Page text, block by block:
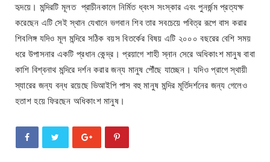
হৃদয়ে। মন্দিরটি মূলত প্রাচীনকালে নির্মিত ধ্বংস সংস্কার এবং পুনর্জন্ম প্রত্যক্ষ
করেছেন এটি সেই স্থান যেখানে ভগবান শিব তার সবচেয়ে পবিত্র রূপে বাস করার
শিবলিঙ্গ যদিও মূল মন্দিরে সঠিক বয়স বিতর্কের বিষয় এটি ২০০০ বছরের বেশি সময়
ধরে উপাসনার একটি প্রধান কেন্দ্র। প্রয়াগে শাহী স্নান সেরে অধিকাংশ মানুষ বাবা
কাশি বিশ্বনাথ মন্দিরে দর্শন করার জন্য মানুষ পৌঁছে যাচ্ছেন। যদিও প্রাগে স্থায়ী
স্যারের জন্য বন্ধ রয়েছে ভিআইপি পাস বহু মানুষ মন্দির মূর্তিদর্শনের জন্য গেলেও
হতাশ হয়ে ফিরছেন অধিকাংশ মানুষ।